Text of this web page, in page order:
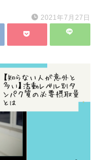
2021年7月27日